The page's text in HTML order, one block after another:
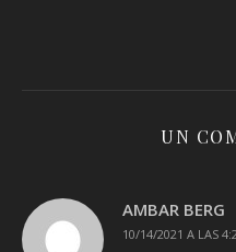
UN
AMBAR BERG
10/14/2021 A LAS